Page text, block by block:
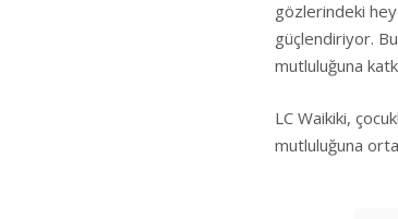
gözlerindeki
güçlendiriyor.
mutluluğuna
LC Waikiki,
mutluluğuna